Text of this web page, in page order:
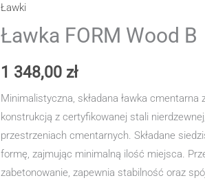
Ławki
Ławka FORM Wood B
1 348,00 zł
Minimalistyczna, składana ławka
konstrukcją z certyfikowanej stali
przestrzeniach cmentarnych. Składane
formę, zajmując minimalną ilość miejsca.
zabetonowanie, zapewnia stabilność oraz